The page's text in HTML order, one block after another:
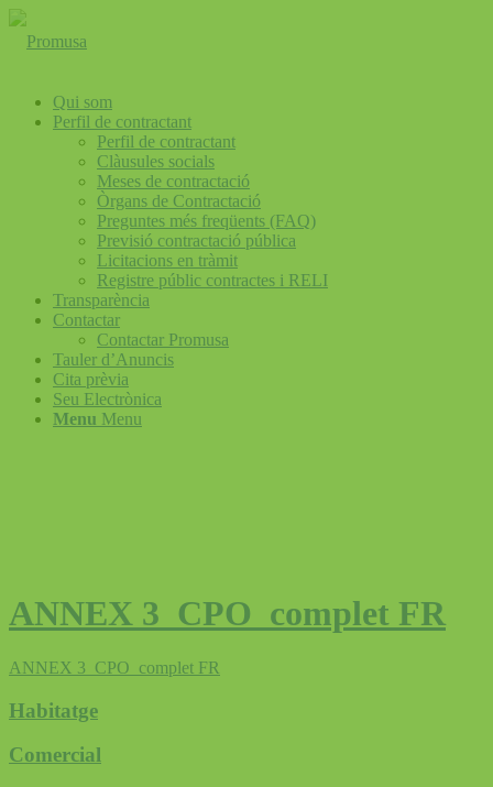
Qui som
Perfil de contractant
Perfil de contractant
Clàusules socials
Meses de contractació
Òrgans de Contractació
Preguntes més freqüents (FAQ)
Previsió contractació pública
Licitacions en tràmit
Registre públic contractes i RELI
Transparència
Contactar
Contactar Promusa
Tauler d’Anuncis
Cita prèvia
Seu Electrònica
Menu Menu
ANNEX 3_CPO_complet FR
ANNEX 3_CPO_complet FR
Habitatge
Comercial